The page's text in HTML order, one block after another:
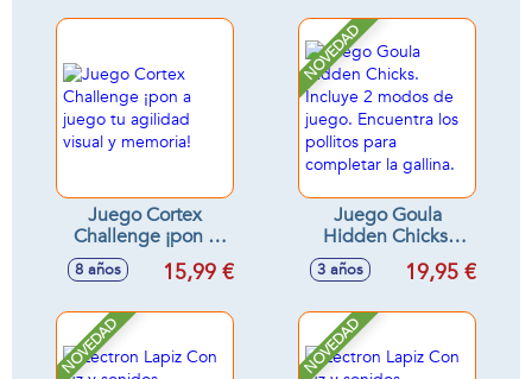
Juego Cortex
Challenge ¡pon a
juego tu agilidad
visual y memoria!
8 años 15,99 €
NOVEDAD
Juego Goula
Hidden Chicks.
Incluye 2 modos de
juego. Encuentra
completar la
gallina.
3 años 19,95 €
NOVEDAD NOVEDAD